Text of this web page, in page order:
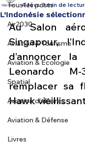
Tous les posts
Air2030
Aviation & Tourisme
Aviation & Ecologie
Spatial
Aviation d'affaires
Aviation & Défense
Livres
L’Indonésie
4 févr. 3 min de
Au Salon
Singapour,
d’annoncer
Leonardo
remplacer sa
Hawk